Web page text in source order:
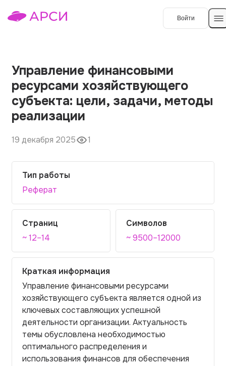
Войти
Темы работ
О сервисе
О компании
Порядок оплаты
Отзывы
Контакты
Управление финансовыми
ресурсами хозяйствующего
субъекта: цели, задачи, методы
реализации
19 декабря 2025 1
Тип работы
Реферат
Страниц
~ 12–14
Символов
~ 9500–12000
Краткая информация
Управление финансовыми ресурсами
хозяйствующего субъекта является одной из
ключевых составляющих успешной
деятельности организации. Актуальность
темы обусловлена необходимостью
оптимального распределения и
использования финансов для обеспечения